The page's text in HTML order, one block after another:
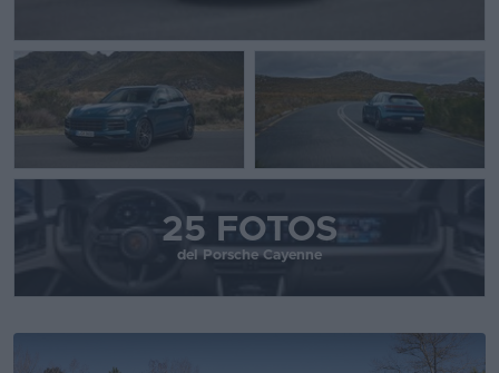
25 FOTOS
del Porsche Cayenne